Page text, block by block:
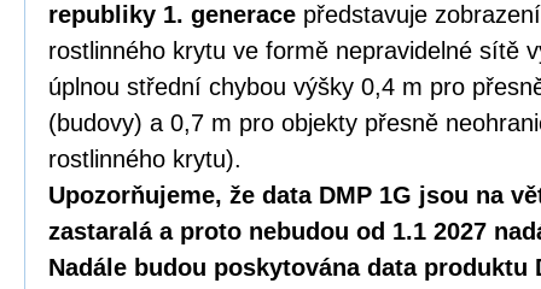
republiky 1. generace představuje
rostlinného krytu ve formě nepravidelné sítě
úplnou střední chybou výšky 0,4 m pro
(budovy) a 0,7 m pro objekty přesně
rostlinného krytu).
Upozorňujeme, že data DMP 1G jsou na
zastaralá a proto nebudou od 1.1 2027
Nadále budou poskytována data produktu